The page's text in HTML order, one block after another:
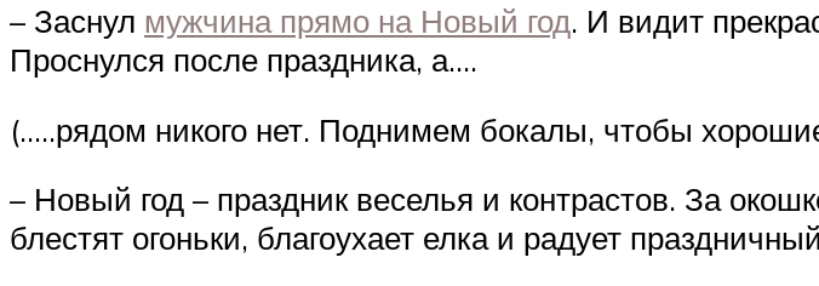
– Заснул мужчина прямо на Новый год. И видит
Проснулся после праздника, а….
(…..рядом никого нет. Поднимем бокалы, чтобы
– Новый год – праздник веселья и контрастов. За
блестят огоньки, благоухает елка и радует